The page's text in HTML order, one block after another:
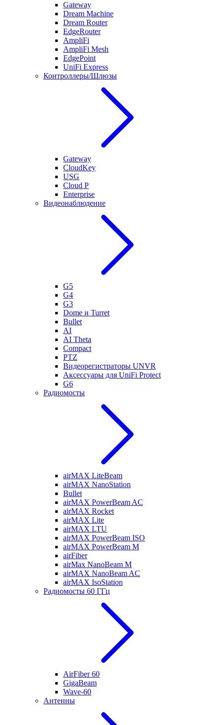
Gateway
Dream Machine
Dream Router
EdgeRouter
AmpliFi
AmpliFi Mesh
EdgePoint
UniFi Express
Контроллеры/Шлюзы
Gateway
CloudKey
USG
Cloud P
Enterprise
Видеонаблюдение
G5
G4
G3
Dome и Turret
Bullet
AI
AI Theta
Compact
PTZ
Видеорегистраторы UNVR
Аксессуары для UniFi Protect
G6
Радиомосты
airMAX LiteBeam
airMAX NanoStation
Bullet
airMAX PowerBeam AC
airMAX Rocket
airMAX Lite
airMAX LTU
airMAX PowerBeam ISO
airMAX PowerBeam M
airFiber
airMax NanoBeam M
airMAX NanoBeam AC
airMAX IsoStation
Радиомосты 60 ГГц
AirFiber 60
GigaBeam
Wave-60
Антенны